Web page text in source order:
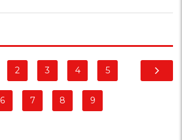
2 3 4 5
6 7 8 9